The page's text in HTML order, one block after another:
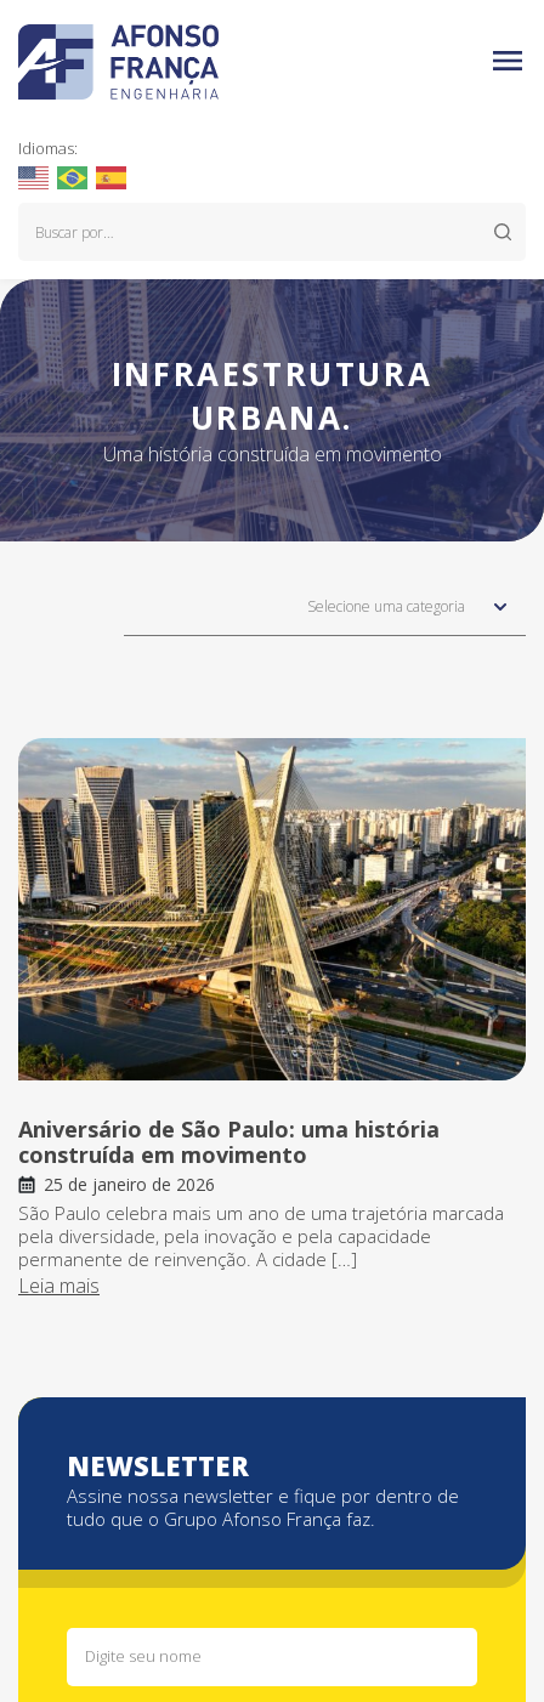
Idiomas:
INFRAESTRUTURA
URBANA.
Uma história construída em movimento
Selecione uma categoria
Aniversário de São Paulo: uma história
construída em movimento
25 de janeiro de 2026
São Paulo celebra mais um ano de uma trajetória marcada
pela diversidade, pela inovação e pela capacidade
permanente de reinvenção. A cidade […]
Leia mais
NEWSLETTER
Assine nossa newsletter e fique por dentro de
tudo que o Grupo Afonso França faz.